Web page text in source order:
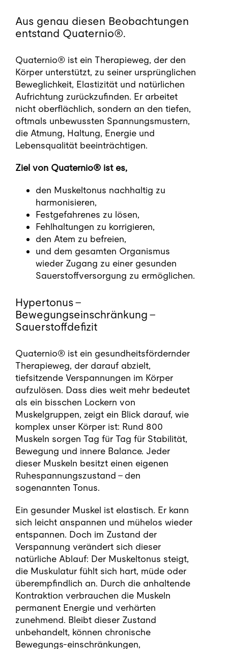
Aus genau diesen Beobachtungen
entstand Quaternio®.
Quaternio® ist ein Therapieweg, der den
Körper unterstützt, zu seiner ursprünglichen
Beweglichkeit, Elastizität und natürlichen
Aufrichtung zurückzufinden. Er arbeitet
nicht oberflächlich, sondern an den tiefen,
oftmals unbewussten Spannungsmustern,
die Atmung, Haltung, Energie und
Lebensqualität beeinträchtigen.
Ziel von Quaternio® ist es,
den Muskeltonus nachhaltig zu
harmonisieren,
Festgefahrenes zu lösen,
Fehlhaltungen zu korrigieren,
den Atem zu befreien,
und dem gesamten Organismus
wieder Zugang zu einer gesunden
Sauerstoffversorgung zu ermöglichen.
Hypertonus –
Bewegungseinschränkung –
Sauerstoffdefizit
Quaternio® ist ein gesundheitsfördernder
Therapieweg, der darauf abzielt,
tiefsitzende Verspannungen im Körper
aufzulösen. Dass dies weit mehr bedeutet
als ein bisschen Lockern von
Muskelgruppen, zeigt ein Blick darauf, wie
komplex unser Körper ist: Rund 800
Muskeln sorgen Tag für Tag für Stabilität,
Bewegung und innere Balance. Jeder
dieser Muskeln besitzt einen eigenen
Ruhespannungszustand – den
sogenannten Tonus.
Ein gesunder Muskel ist elastisch. Er kann
sich leicht anspannen und mühelos wieder
entspannen. Doch im Zustand der
Verspannung verändert sich dieser
natürliche Ablauf: Der Muskeltonus steigt,
die Muskulatur fühlt sich hart, müde oder
überempfindlich an. Durch die anhaltende
Kontraktion verbrauchen die Muskeln
permanent Energie und verhärten
zunehmend. Bleibt dieser Zustand
unbehandelt, können chronische
Bewegungs-einschränkungen,